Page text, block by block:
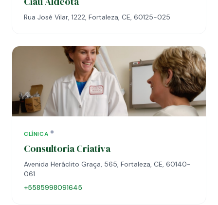
Rua José Vilar, 1222, Fortaleza, CE, 60125-025
CLÍNICA
Consultoria Criativa
Avenida Heráclito Graça, 565, Fortaleza, CE, 60140-
061
+5585998091645